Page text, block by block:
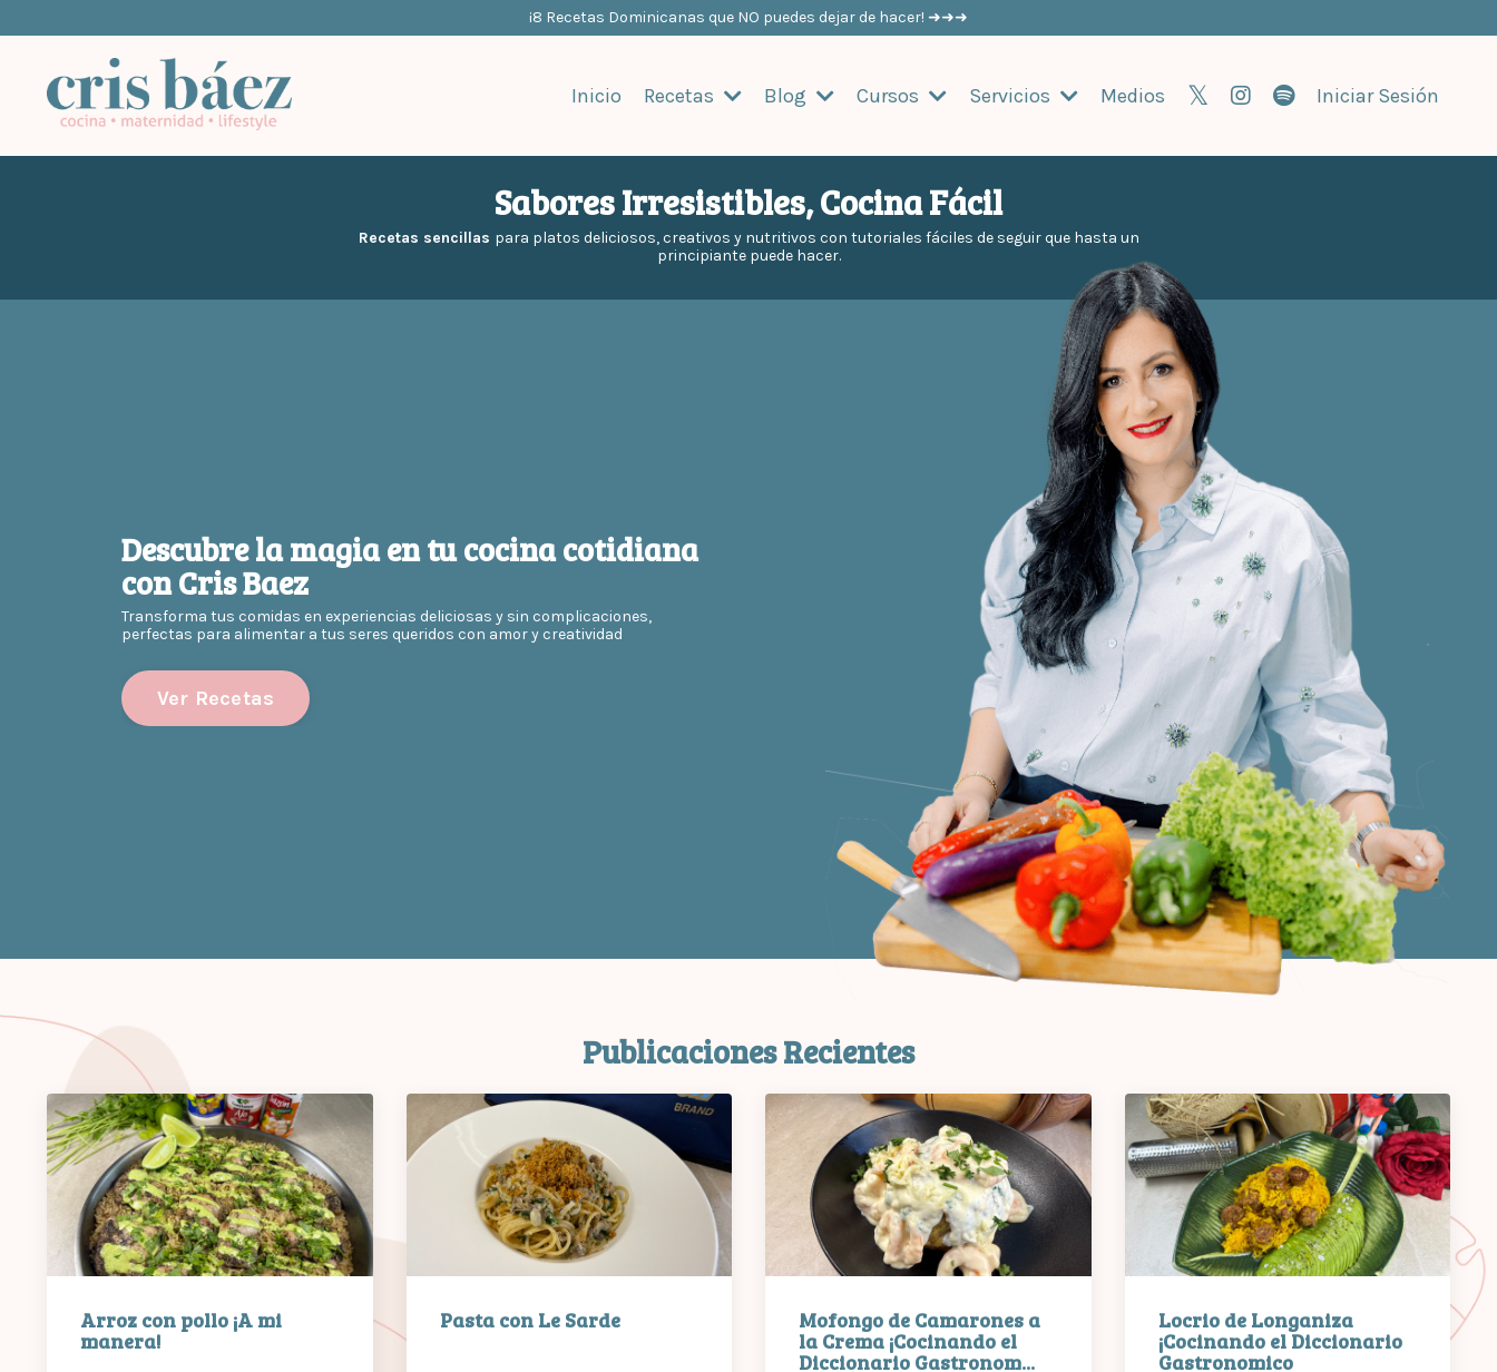
¡8 Recetas Dominicanas que NO puedes dejar de hacer! ➜➜➜
Inicio Recetas Blog Cursos Servicios Medios Iniciar Sesión
Sabores Irresistibles, Cocina Fácil
Recetas sencillas para platos deliciosos, creativos y nutritivos con tutoriales fáciles de seguir que hasta un
principiante puede hacer.
Descubre la magia en tu cocina cotidiana
con Cris Baez
Transforma tus comidas en experiencias deliciosas y sin complicaciones,
perfectas para alimentar a tus seres queridos con amor y creatividad
Ver Recetas
Publicaciones Recientes
Arroz con pollo ¡A mi
manera!
Pasta con Le Sarde Mofongo de Camarones a
la Crema ¡Cocinando el
Diccionario Gastronom...
Locrio de Longaniza
¡Cocinando el Diccionario
Gastronomico